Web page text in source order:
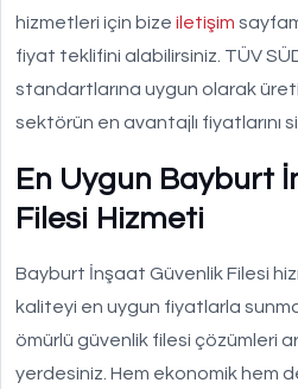
hizmetleri için bize iletişim
fiyat teklifini alabilirsiniz. TÜV
standartlarına uygun olarak
sektörün en avantajlı fiyatlarını
En Uygun Bayburt
Filesi Hizmeti
Bayburt İnşaat Güvenlik Filesi
kaliteyi en uygun fiyatlarla
ömürlü güvenlik filesi çözümleri
yerdesiniz. Hem ekonomik hem